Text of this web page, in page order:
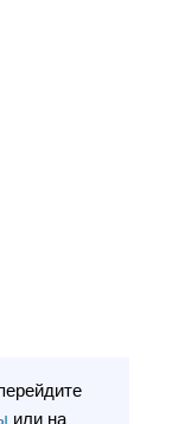
или на